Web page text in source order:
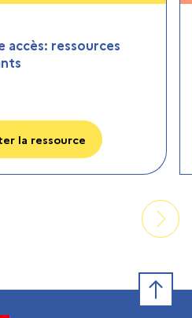
accès: ressources
la ressource